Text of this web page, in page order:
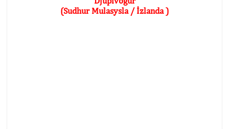
(Sudhur Mulasysla / İzlanda )